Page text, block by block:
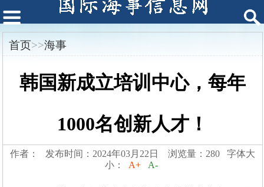
首页>>海事
韩国新成立培训中心，每年
1000名创新人才！
作者： 发布时间：2024年03月22日 浏览量：280 字体大
小：
A+ A-